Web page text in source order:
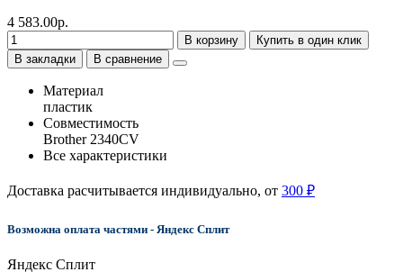
4 583.00р.
В корзину
Купить в один клик
В закладки
В сравнение
Материал
пластик
Совместимость
Brother 2340CV
Все характеристики
Доставка расчитывается индивидуально, от 300 ₽
Возможна оплата частями - Яндекс Сплит
Яндекс Сплит